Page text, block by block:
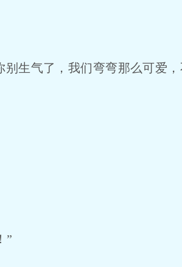
生气了，我们弯弯那么可爱
”